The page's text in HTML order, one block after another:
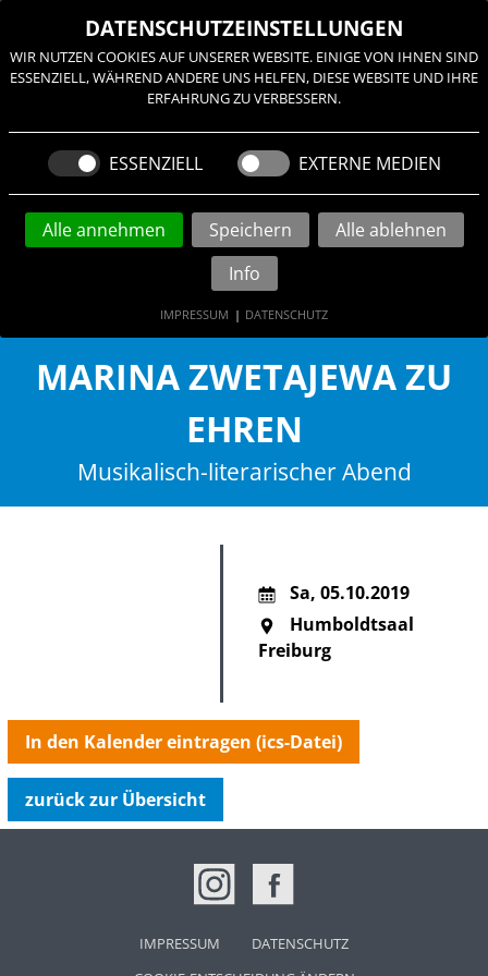
≡
MARINA ZWETAJEWA ZU
EHREN
Musikalisch-literarischer Abend
Sa,05.10.2019
Humboldtsaal
Freiburg
In den Kalender eintragen (ics-Datei)
zurück zur Übersicht
DATENSCHUTZEINSTELLUNGEN
WIR NUTZEN COOKIES AUF UNSERER WEBSITE. EINIGE VON IHNEN SIND
ESSENZIELL, WÄHREND ANDERE UNS HELFEN, DIESE WEBSITE UND IHRE
ERFAHRUNG ZU VERBESSERN.
ESSENZIELL EXTERNE MEDIEN
Alle annehmen Speichern
Alle ablehnen
Info
IMPRESSUM | DATENSCHUTZ
ÜBERSPRINGEN
IMPRESSUM
DATENSCHUTZ